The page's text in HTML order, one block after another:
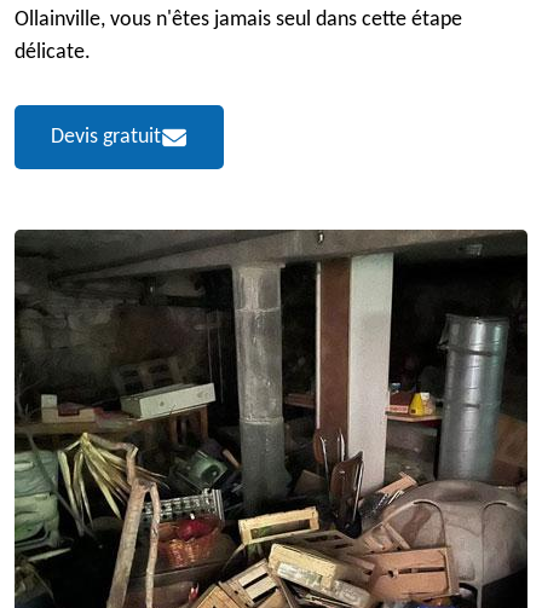
Ollainville, vous n'êtes jamais seul dans cette étape
délicate.
Devis gratuit